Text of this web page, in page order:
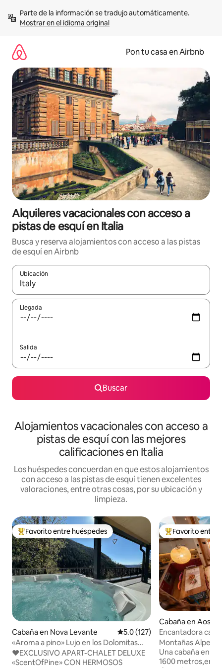
contenidoMostrar en el idioma original
Pon tu casa en Airbnb
Alquileres vacacionales con acceso a
pistas de esquí en Italia
Busca y reserva alojamientos con acceso a las pistas
de esquí en Airbnb
Ubicación
Cuando los resultados estén disponibles, navega con las
Llegada
Salida
Buscar
Alojamientos vacacionales con acceso a
pistas de esquí con las mejores
calificaciones en Italia
Los huéspedes concuerdan en que estos alojamientos
con acceso a las pistas de esquí tienen excelentes
valoraciones, entre otras cosas, por su ubicación y
limpieza.
Favorito entre huéspedes preferido
Favorito entre huéspedes
Cabaña en Nova Levante Calificación promedio: 5.0 de
5.0 (127)
«Aroma a pino» Lujo en los Dolomitas
con hidromasaje y sauna
♥️EXCLUSIVO APART-CHALET DELUXE
«ScentOfPine» CON HERMOSOS
Favorito entre
Favorito entre
Cabaña en Aosta
Encantadora
vistas increíbles
Montañas Alpes.
Una cabaña en
1600 metros,en